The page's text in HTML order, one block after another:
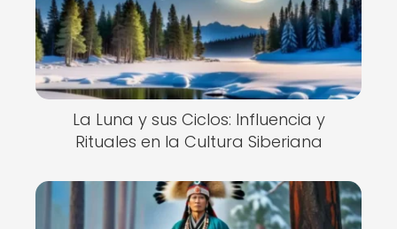
La Luna y sus Ciclos: Influencia y
Rituales en la Cultura Siberiana